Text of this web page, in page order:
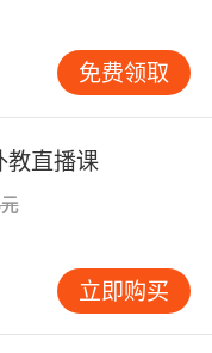
的反馈和需求进
版的欧美少儿英
愉快的氛围中掌
下坚实的基础。
还应注意以下几
时间，避免长时
；其次，积极参
完成任务，增强
的学习进度，及
。 总之，欧美少
丰富的学习资源
免费领取
教直播课
立即购买